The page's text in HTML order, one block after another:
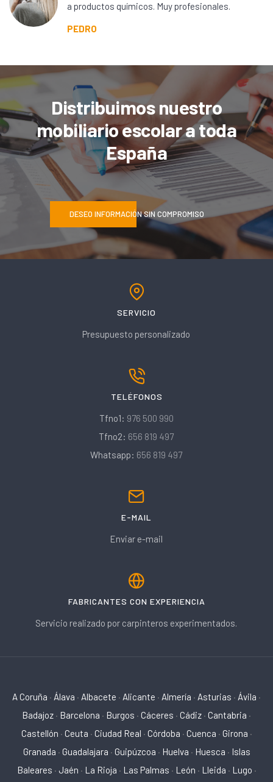
a productos químicos. Muy profesionales.
PEDRO
Distribuimos nuestro
mobiliario escolar a toda
España
DESEO INFORMACIÓN SIN COMPROMISO
SERVICIO
Presupuesto personalizado
TELÉFONOS
Tfno1: 976 500 990
Tfno2: 656 819 497
Whatsapp: 656 819 497
E-MAIL
Enviar e-mail
FABRICANTES CON EXPERIENCIA
Servicio realizado por carpinteros experimentados.
A Coruña · Álava · Albacete · Alicante · Almería · Asturias · Ávila ·
Badajoz · Barcelona · Burgos · Cáceres · Cádiz · Cantabria ·
Castellón · Ceuta · Ciudad Real · Córdoba · Cuenca · Girona ·
Granada · Guadalajara · Guipúzcoa · Huelva · Huesca · Islas
Baleares · Jaén · La Rioja · Las Palmas · León · Lleida · Lugo ·